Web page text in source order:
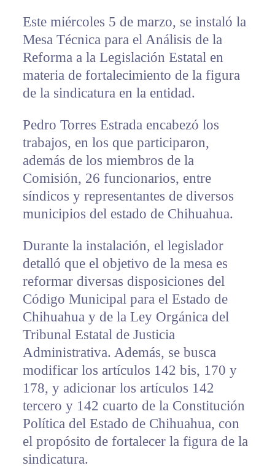
Este miércoles 5 de marzo, se instaló la
Mesa Técnica para el Análisis de la
Reforma a la Legislación Estatal en
materia de fortalecimiento de la figura
de la sindicatura en la entidad.
Pedro Torres Estrada encabezó los
trabajos, en los que participaron,
además de los miembros de la
Comisión, 26 funcionarios, entre
síndicos y representantes de diversos
municipios del estado de Chihuahua.
Durante la instalación, el legislador
detalló que el objetivo de la mesa es
reformar diversas disposiciones del
Código Municipal para el Estado de
Chihuahua y de la Ley Orgánica del
Tribunal Estatal de Justicia
Administrativa. Además, se busca
modificar los artículos 142 bis, 170 y
178, y adicionar los artículos 142
tercero y 142 cuarto de la Constitución
Política del Estado de Chihuahua, con
el propósito de fortalecer la figura de la
sindicatura.